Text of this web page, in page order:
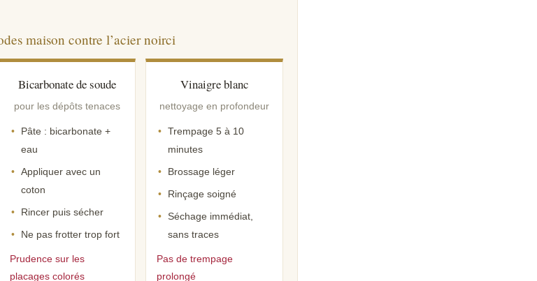
maison contre l’acier noirci
Bicarbonate de soude
pour les dépôts tenaces
Pâte : bicarbonate +
eau
Appliquer avec un
coton
Rincer puis sécher
Ne pas frotter trop fort
Prudence sur les
placages colorés
Vinaigre blanc
nettoyage en profondeur
Trempage 5 à 10
minutes
Brossage léger
Rinçage soigné
Séchage immédiat,
sans traces
Pas de trempage
prolongé